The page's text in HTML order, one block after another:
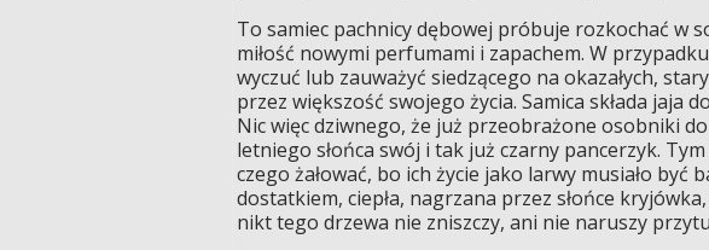
To samiec pachnicy dębowej próbuje rozkochać w
miłość nowymi perfumami i zapachem. W
wyczuć lub zauważyć siedzącego na okazałych,
przez większość swojego życia. Samica składa
Nic więc dziwnego, że już przeobrażone osobniki
letniego słońca swój i tak już czarny pancerzyk.
czego żałować, bo ich życie jako larwy musiało
dostatkiem, ciepła, nagrzana przez słońce
nikt tego drzewa nie zniszczy, ani nie naruszy